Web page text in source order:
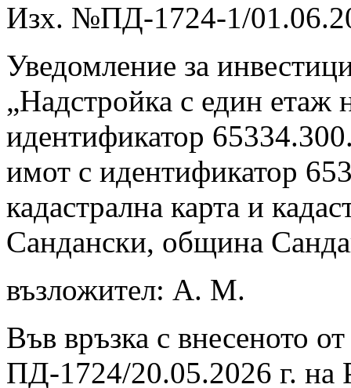
Изх. №ПД-1724-1/
Уведомление за
„Надстройка с един етаж
идентификатор
имот с идентификатор
кадастрална карта и
Сандански, община
възложител: А. М.
Във връзка с внесеното
ПД-1724/20.05.2026 г. на